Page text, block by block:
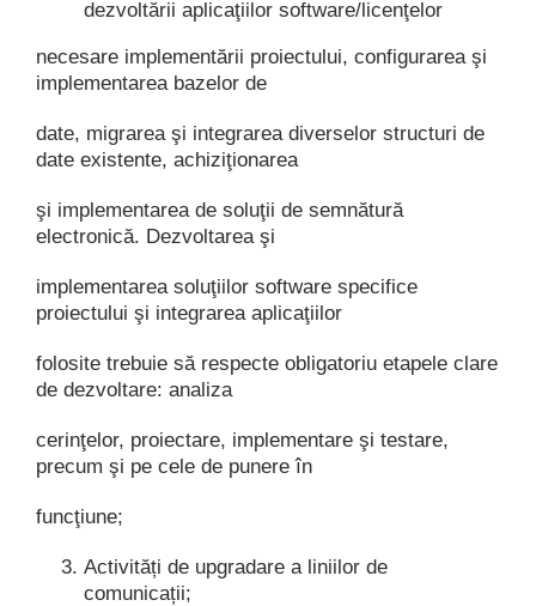
dezvoltării aplicaţiilor software/licenţelor
necesare implementării proiectului, configurarea şi
implementarea bazelor de
date, migrarea şi integrarea diverselor structuri de
date existente, achiziţionarea
şi implementarea de soluţii de semnătură
electronică. Dezvoltarea şi
implementarea soluţiilor software specifice
proiectului şi integrarea aplicaţiilor
folosite trebuie să respecte obligatoriu etapele clare
de dezvoltare: analiza
cerinţelor, proiectare, implementare şi testare,
precum şi pe cele de punere în
funcţiune;
Activități de upgradare a liniilor de
comunicații;